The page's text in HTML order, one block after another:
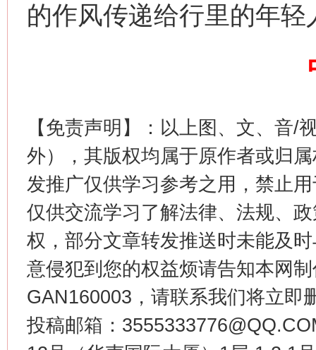
的作风传递给行里的年轻
【免责声明】：以上图、文、音/
外），其版权均属于原作者或归
发推广仅供学习参考之用，禁止
仅供交流学习了解法律、法规、
权，部分文章转发推送时未能及
意侵犯到您的权益烦请告知本网
GAN160003，请联系我们将立即
投稿邮箱：
魏明
“刷贴”乱象丛生
生